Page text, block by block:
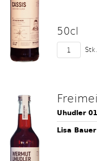
50cl
Stk.
Uhudler
Lisa Bauer